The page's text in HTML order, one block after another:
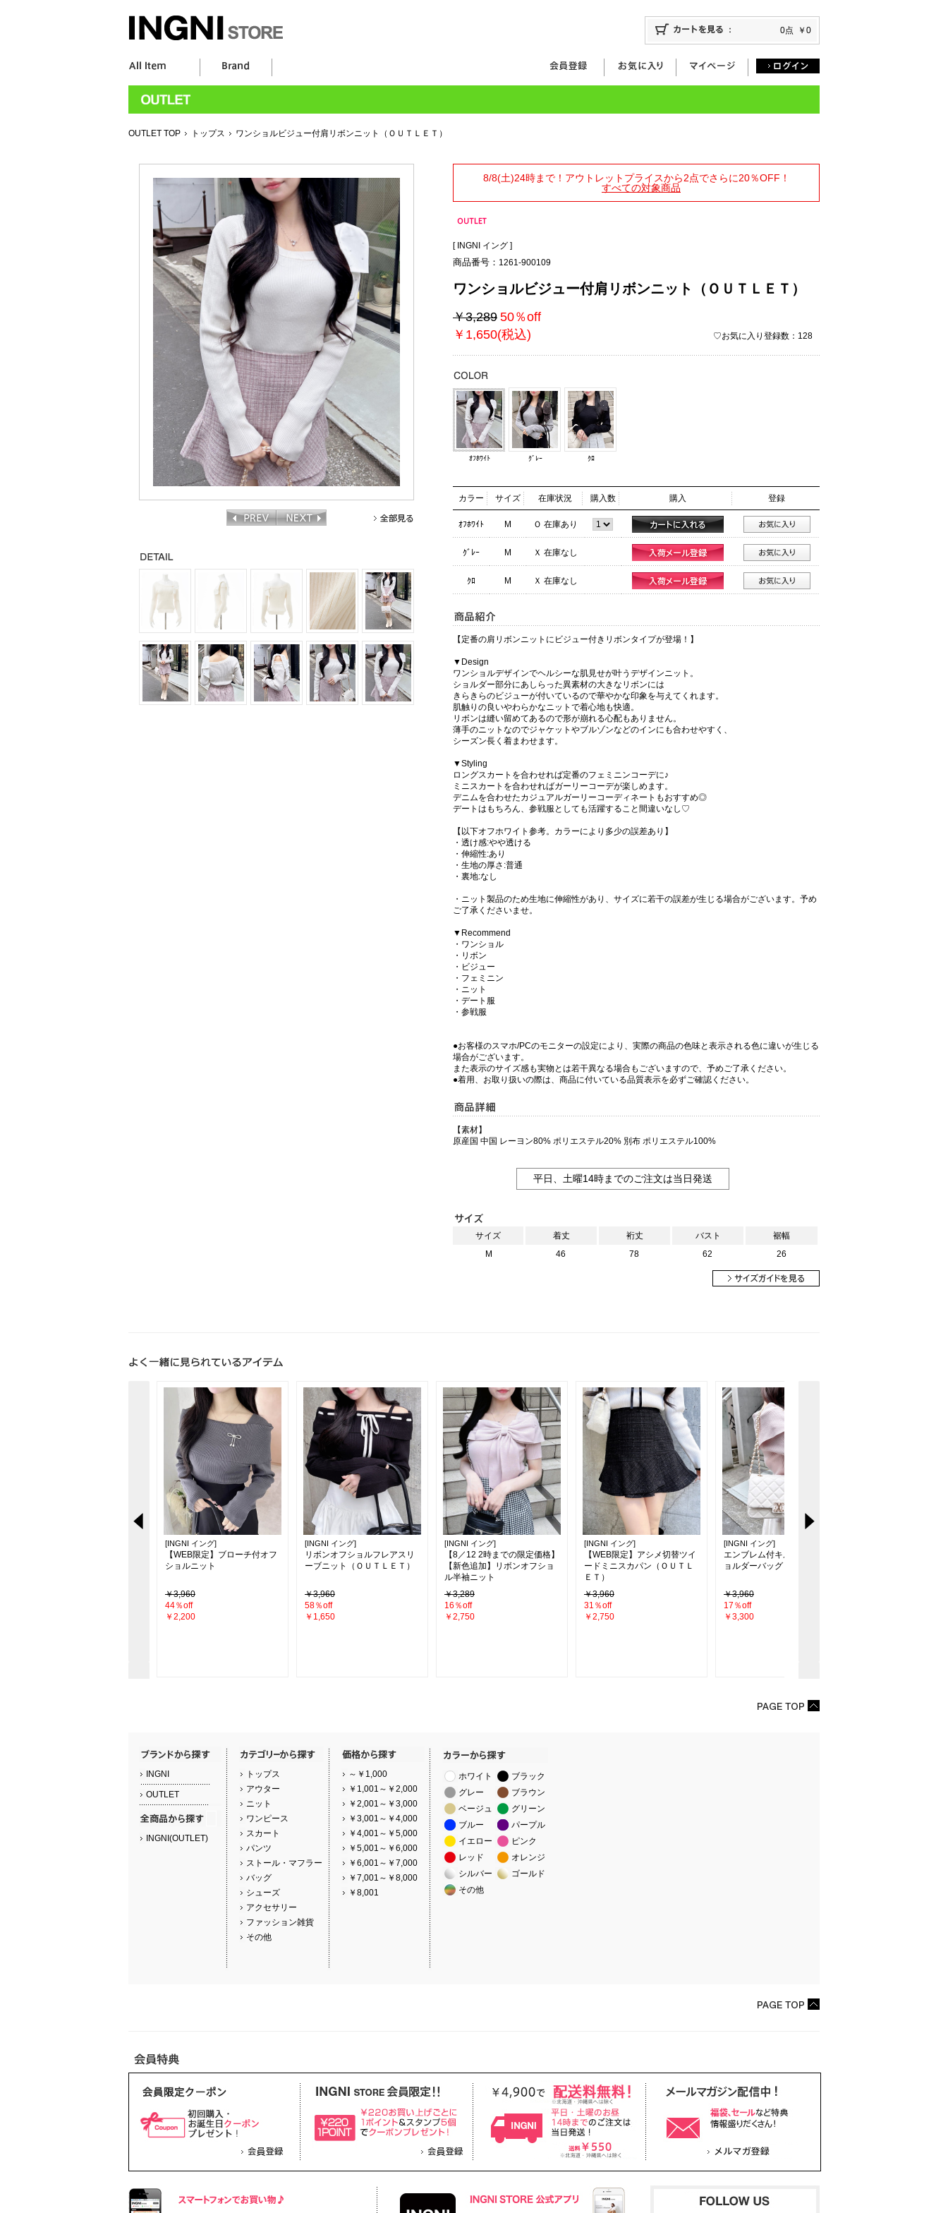
0点 ￥0
OUTLET TOP トップス ワンショルビジュー付肩リボンニット（ＯＵＴＬＥＴ）
8/8(土)24時まで！アウトレットプライスから2点でさらに20％OFF！
すべての対象商品
[ INGNI イング ]
商品番号： 1261-900109
ワンショルビジュー付肩リボンニット（ＯＵＴＬＥＴ）
￥3,289 50％off
￥1,650(税込)
♡お気に入り登録数：128
ｵﾌﾎﾜｲﾄ ｸﾞﾚｰ ｸﾛ
カラー サイズ 在庫状況 購入数 購入 登録
ｵﾌﾎﾜｲﾄ M Ｏ 在庫あり
ｸﾞﾚｰ M Ｘ 在庫なし
ｸﾛ M Ｘ 在庫なし
【定番の肩リボンニットにビジュー付きリボンタイプが登場！】
▼Design
ワンショルデザインでヘルシーな肌見せが叶うデザインニット。
ショルダー部分にあしらった異素材の大きなリボンには
きらきらのビジューが付いているので華やかな印象を与えてくれます。
肌触りの良いやわらかなニットで着心地も快適。
リボンは縫い留めてあるので形が崩れる心配もありません。
薄手のニットなのでジャケットやブルゾンなどのインにも合わせやすく、
シーズン長く着まわせます。
▼Styling
ロングスカートを合わせれば定番のフェミニンコーデに♪
ミニスカートを合わせればガーリーコーデが楽しめます。
デニムを合わせたカジュアルガーリーコーディネートもおすすめ◎
デートはもちろん、参戦服としても活躍すること間違いなし♡
【以下オフホワイト参考。カラーにより多少の誤差あり】
・透け感:やや透ける
・伸縮性:あり
・生地の厚さ:普通
・裏地:なし
・ニット製品のため生地に伸縮性があり、サイズに若干の誤差が生じる場合がございます。予め
ご了承くださいませ。
▼Recommend
・ワンショル
・リボン
・ビジュー
・フェミニン
・ニット
・デート服
・参戦服
●お客様のスマホ/PCのモニターの設定により、実際の商品の色味と表示される色に違いが生じる
場合がございます。
また表示のサイズ感も実物とは若干異なる場合もございますので、予めご了承ください。
●着用、お取り扱いの際は、商品に付いている品質表示を必ずご確認ください。
【素材】
原産国 中国 レーヨン80% ポリエステル20% 別布 ポリエステル100%
平日、土曜14時までのご注文は当日発送
サイズ 着丈 裄丈 バスト
裾幅
M
46 78 62 26
[INGNI イング]
【WEB限定】ブローチ付オフ
ショルニット
￥3,960
44％off
￥2,200
[INGNI イング]
リボンオフショルフレアスリ
ーブニット（ＯＵＴＬＥＴ）
￥3,960
58％off
￥1,650
[INGNI イング]
【8／12 2時までの限定価格】
【新色追加】リボンオフショ
ル半袖ニット
￥3,289
16％off
￥2,750
[INGNI イング]
【WEB限定】アシメ切替ツイ
ードミニスカパン（ＯＵＴＬ
ＥＴ）
￥3,960
31％off
￥2,750
[INGNI イング]
エンブレム付キルティングシ
ョルダーバッグ
￥3,960
17％off
￥3,300
INGNI
OUTLET
INGNI(OUTLET)
トップス
アウター
ニット
ワンピース
スカート
パンツ
ストール・マフラー
バッグ
シューズ
アクセサリー
ファッション雑貨
その他
～￥1,000
￥1,001～￥2,000
￥2,001～￥3,000
￥3,001～￥4,000
￥4,001～￥5,000
￥5,001～￥6,000
￥6,001～￥7,000
￥7,001～￥8,000
￥8,001
ホワイト
ブラック
グレー
ブラウン
ベージュ
グリーン
ブルー
パープル
イエロー
ピンク
レッド
オレンジ
シルバー
ゴールド
その他